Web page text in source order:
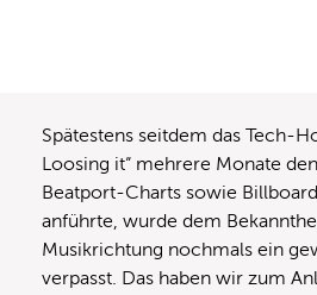
Spätestens seitdem das Tech-
Loosing it“ mehrere Monate
Beatport-Charts sowie
anführte, wurde dem
Musikrichtung nochmals ein
verpasst. Das haben wir zum